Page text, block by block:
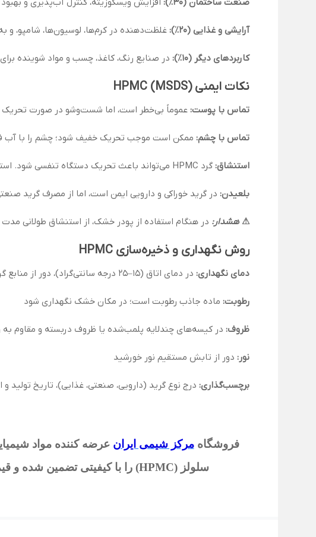
آرایشی و غذایی (20٪): غلظت‌دهنده در کرم‌ها، لوسیون‌ها، شامپو، و
کاربردهای دیگر (10٪): در صنایع رنگ، کاغذ، چسب و مواد شوینده
نکات ایمنی (MSDS) HPMC
تماس با پوست: عموماً بی‌خطر است، اما شست‌وشو در صورت
تماس با چشم: ممکن است موجب تحریک خفیف شود؛ چشم را با آب
استنشاق: گرد HPMC می‌تواند باعث تحریک دستگاه تنفسی شود. استفاده از ماسک توصیه می‌شود.
بلعیدن: در گرید خوراکی و دارویی ایمن است، اما از مصرف گرید
⚠هشدار: در هنگام استفاده از پودر خشک، از استنشاق طولانی
روش نگهداری و ذخیره‌سازی HPMC
دمای نگهداری: در دمای اتاق (۱۵–۲۵ درجه سانتی‌گراد)، دور از منابع گرما
رطوبت: ماده جاذب رطوبت است؛ در مکان خشک نگهداری شود
ظروف: در کیسه‌های چندلایه پلمب‌شده یا ظروف دربسته و مقاوم
نور: دور از تابش مستقیم نور خورشید
برچسب‌گذاری: درج نوع گرید (دارویی، صنعتی، غذایی)، تاریخ تولید و
فروشگاه مرکز شیمی ایران عرضه کننده مواد
سلولز (HPMC)
را با کیفیتی تضمین شده و